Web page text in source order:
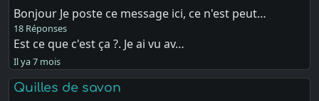
Bonjour Je poste ce message ici, ce n'est peut…
18 Réponses
Est ce que c'est ça ?. Je ai vu av…
Il ya 7 mois
Quilles de savon